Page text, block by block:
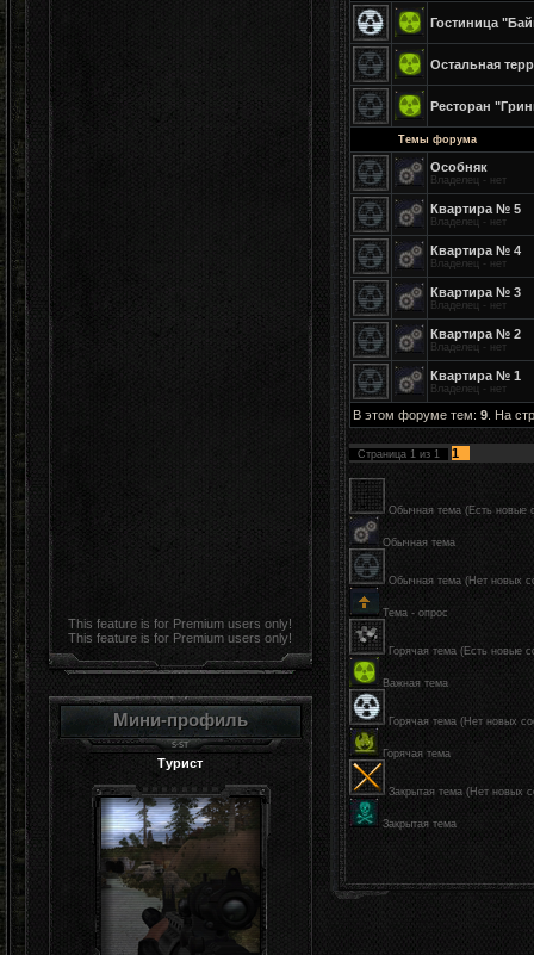
This feature is for Premium users only!
This feature is for Premium users only!
Мини-профиль
Турист
Гостиница
Остальная
Ресторан
Темы форума
Особняк
Владелец - нет
Квартира № 5
Владелец - нет
Квартира № 4
Владелец - нет
Квартира № 3
Владелец - нет
Квартира № 2
Владелец - нет
Квартира № 1
Владелец - нет
В этом форуме тем: 9 . На
Страница 1 из 1 1
Обычная тема (Есть новые
Обычная тема
Обычная тема (Нет новых
Тема - опрос
Горячая тема (Есть новые
Важная тема
Горячая тема (Нет новых
Горячая тема
Закрытая тема (Нет новых
Закрытая тема